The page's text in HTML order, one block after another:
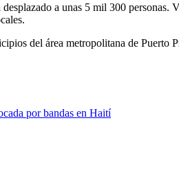
a unas 5 mil 300
del área metropolitana de Puerto
por bandas en Haití